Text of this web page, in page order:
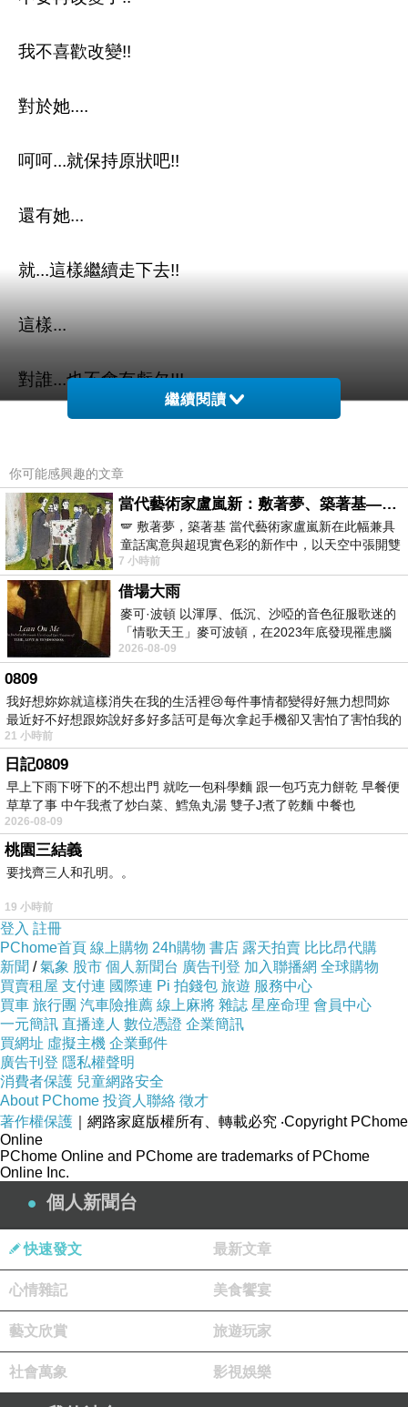
我不喜歡改變!!
對於她....
呵呵...就保持原狀吧!!
還有她...
就...這樣繼續走下去!!
這樣...
對誰...也不會有虧欠!!!
就這樣吧!!!!
對大家都好!!!
繼續閱讀
你可能感興趣的文章
當代藝術家盧嵐新：敷著夢、築著基——讓筆觸成為存在過的證據，將相遇的溫度熔鑄成新的模樣
🪽 敷著夢，築著基 當代藝術家盧嵐新在此幅兼具
童話寓意與超現實色彩的新作中，以天空中張開雙
翼的神聖形象與地面上聚集的人群對話，
7 小時前
借場大雨
麥可·波頓 以渾厚、低沉、沙啞的音色征服歌迷的
「情歌天王」麥可波頓，在2023年底發現罹患腦
瘤「祈禱早日康復，一切都好」。
2026-08-09
0809
我好想妳妳就這樣消失在我的生活裡😢每件事情都變得好無力想問妳
最近好不好想跟妳說好多好多話可是每次拿起手機卻又害怕了害怕我的
出現
21 小時前
日記0809
早上下雨下呀下的不想出門 就吃一包科學麵 跟一包巧克力餅乾 早餐便
草草了事 中午我煮了炒白菜、鱈魚丸湯 雙子J煮了乾麵 中餐也
2026-08-09
桃園三結義
要找齊三人和孔明。。
19 小時前
登入 註冊
PChome首頁 線上購物 24h購物 書店 露天拍賣 比比昂代購
新聞 /氣象 股市 個人新聞台 廣告刊登 加入聯播網 全球購物
買賣租屋 支付連 國際連 Pi 拍錢包 旅遊 服務中心
買車 旅行團 汽車險推薦 線上麻將 雜誌 星座命理 會員中心
一元簡訊 直播達人 數位憑證 企業簡訊
買網址 虛擬主機 企業郵件
廣告刊登 隱私權聲明
消費者保護 兒童網路安全
About PChome 投資人聯絡 徵才
著作權保護 ｜網路家庭版權所有、轉載必究 ‧Copyright PChome
Online
PChome Online and PChome are trademarks of PChome
Online Inc.
個人新聞台
快速發文 最新文章
心情雜記 美食饗宴
藝文欣賞 旅遊玩家
社會萬象 影視娛樂